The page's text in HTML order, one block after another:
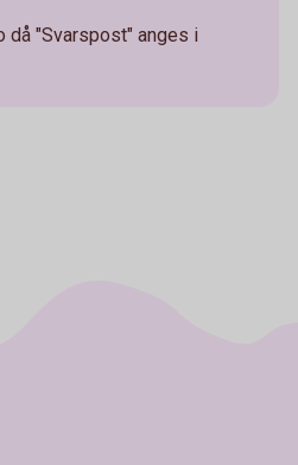
då "Svarspost" anges i